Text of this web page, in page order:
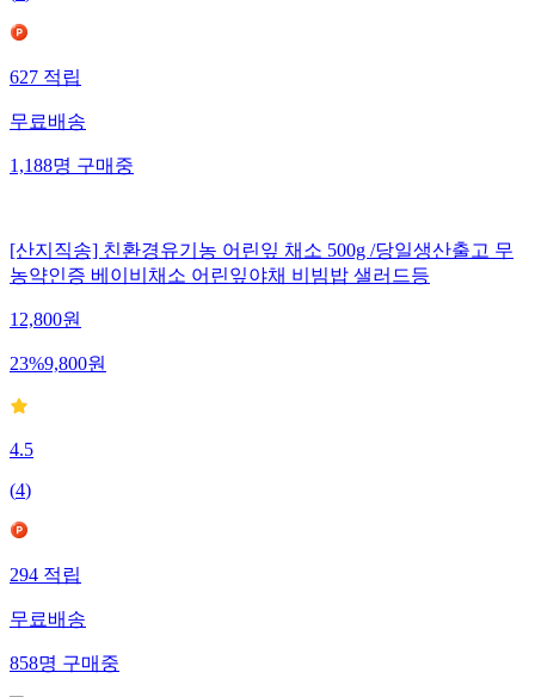
627 적립
무료배송
1,188명 구매중
[산지직송] 친환경유기농 어린잎 채소 500g /당일생산출고 무
농약인증 베이비채소 어린잎야채 비빔밥 샐러드등
12,800원
23%9,800원
4.5
(4)
294 적립
무료배송
858명 구매중